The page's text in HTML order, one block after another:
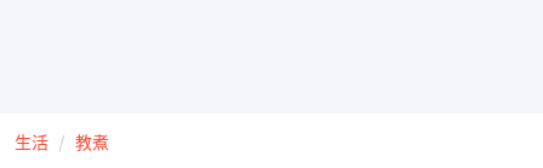
生活 教煮